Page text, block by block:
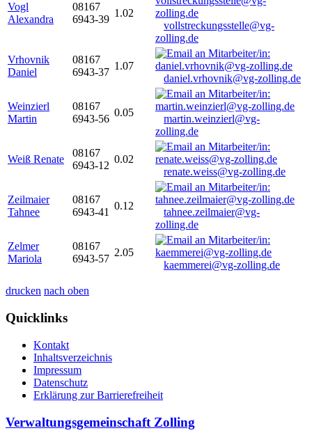
Vogl
Alexandra
08167
6943-39
1.02
vollstreckungsstelle@vg-
zolling.de
Vrhovnik
Daniel
08167
6943-37
1.07
daniel.vrhovnik@vg-zolling.de
Weinzierl
Martin
08167
6943-56
0.05
martin.weinzierl@vg-
zolling.de
Weiß Renate
08167
6943-12
0.02
renate.weiss@vg-zolling.de
Zeilmaier
Tahnee
08167
6943-41
0.12
tahnee.zeilmaier@vg-
zolling.de
Zelmer
Mariola
08167
6943-57
2.05
kaemmerei@vg-zolling.de
drucken nach oben
Quicklinks
Kontakt
Inhaltsverzeichnis
Impressum
Datenschutz
Erklärung zur Barrierefreiheit
Verwaltungsgemeinschaft Zolling